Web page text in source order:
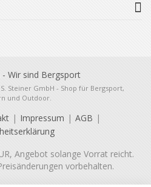
Steiner GmbH - Shop für Bergsport,
und Outdoor.
Impressum
AGB
Angebot solange Vorrat reicht.
vorbehalten.